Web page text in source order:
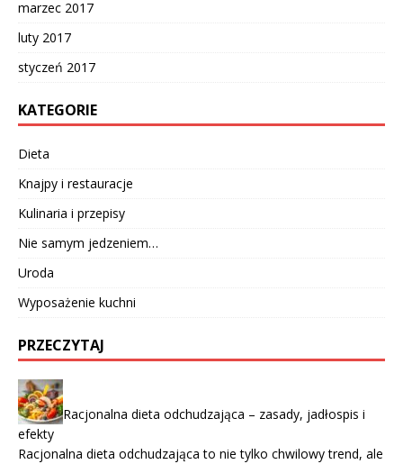
marzec 2017
luty 2017
styczeń 2017
KATEGORIE
Dieta
Knajpy i restauracje
Kulinaria i przepisy
Nie samym jedzeniem…
Uroda
Wyposażenie kuchni
PRZECZYTAJ
Racjonalna dieta odchudzająca – zasady, jadłospis i
efekty
Racjonalna dieta odchudzająca to nie tylko chwilowy trend, ale